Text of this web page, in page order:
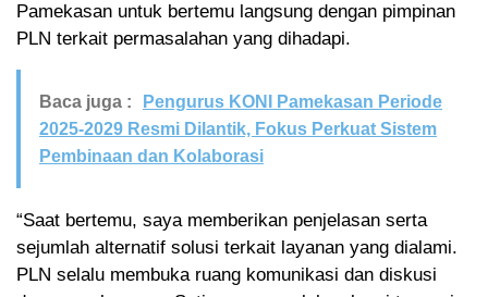
Pamekasan untuk bertemu langsung dengan pimpinan
PLN terkait permasalahan yang dihadapi.
Baca juga :
Pengurus KONI Pamekasan Periode
2025-2029 Resmi Dilantik, Fokus Perkuat Sistem
Pembinaan dan Kolaborasi
“Saat bertemu, saya memberikan penjelasan serta
sejumlah alternatif solusi terkait layanan yang dialami.
PLN selalu membuka ruang komunikasi dan diskusi